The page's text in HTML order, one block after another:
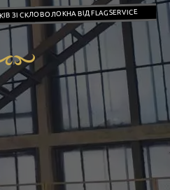
ЗІ СКЛОВОЛОКНА ВІД FLAGSERVICE